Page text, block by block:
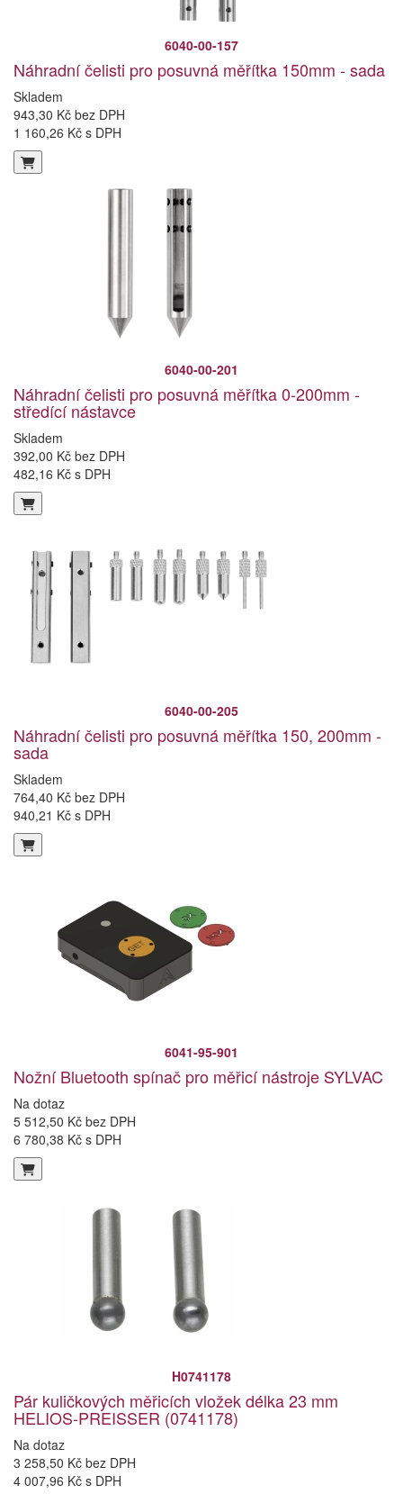
6040-00-157
Náhradní čelisti pro posuvná měřítka 150mm - sada
Skladem
943,30 Kč bez DPH
1 160,26 Kč s DPH
6040-00-201
Náhradní čelisti pro posuvná měřítka 0-200mm -
středící nástavce
Skladem
392,00 Kč bez DPH
482,16 Kč s DPH
6040-00-205
Náhradní čelisti pro posuvná měřítka 150, 200mm -
sada
Skladem
764,40 Kč bez DPH
940,21 Kč s DPH
6041-95-901
Nožní Bluetooth spínač pro měřicí nástroje SYLVAC
Na dotaz
5 512,50 Kč bez DPH
6 780,38 Kč s DPH
H0741178
Pár kuličkových měřicích vložek délka 23 mm
HELIOS-PREISSER (0741178)
Na dotaz
3 258,50 Kč bez DPH
4 007,96 Kč s DPH